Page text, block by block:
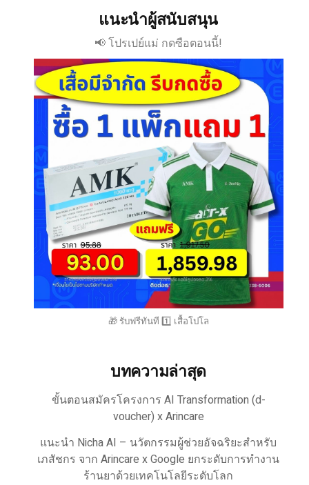
แนะนำผู้สนับสนุน
📢 โปรเปย์แม่ กดซือตอนนี้!
🎁 รับฟรีทันที 1️⃣ เสื้อโปโล
บทความล่าสุด
ขั้นตอนสมัครโครงการ AI Transformation (d-
voucher) x Arincare
แนะนำ Nicha AI – นวัตกรรมผู้ช่วยอัจฉริยะสำหรับ
เภสัชกร จาก Arincare x Google ยกระดับการทำงาน
ร้านยาด้วยเทคโนโลยีระดับโลก